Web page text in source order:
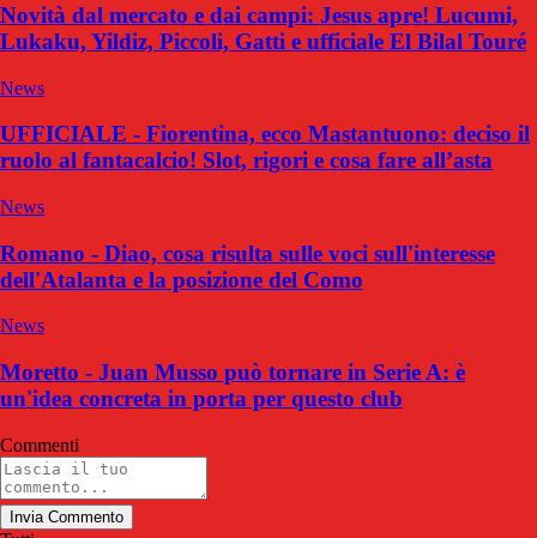
Novità dal mercato e dai campi: Jesus apre! Lucumi,
Lukaku, Yildiz, Piccoli, Gatti e ufficiale El Bilal Touré
News
UFFICIALE - Fiorentina, ecco Mastantuono: deciso il
ruolo al fantacalcio! Slot, rigori e cosa fare all’asta
News
Romano - Diao, cosa risulta sulle voci sull'interesse
dell'Atalanta e la posizione del Como
News
Moretto - Juan Musso può tornare in Serie A: è
un'idea concreta in porta per questo club
Commenti
Invia Commento